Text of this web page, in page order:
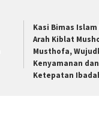
Kasi Bimas Islam
Arah Kiblat
Musthofa,
Kenyamanan dan
Ketepatan